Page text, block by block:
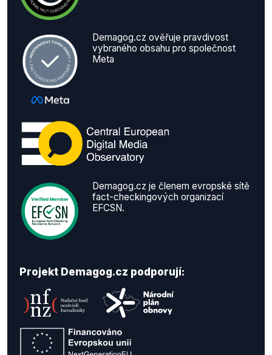
Demagog.cz ověřuje pravdivost
vybraného obsahu pro společnost
Meta
Demagog.cz je členem evropské sítě
fact-checkingových organizací
EFCSN.
Projekt Demagog.cz podporují: